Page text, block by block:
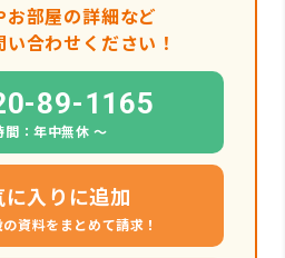
お部屋の詳細など
合わせください！
89-1165
間：年中無休 〜
に入りに追加
資料をまとめて請求！